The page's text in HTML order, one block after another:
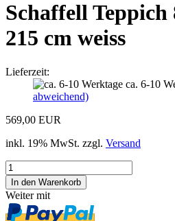
Schaffell Teppich
215 cm weiss
Lieferzeit:
ca. 6-10
abweichend)
569,00 EUR
inkl. 19% MwSt. zzgl. Versand
Weiter mit